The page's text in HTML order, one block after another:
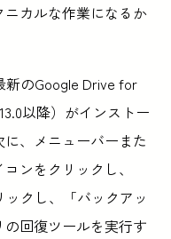
カルな作業になるか
新のGoogle Drive for
以降）がインストー
、メニューバーまた
ンをクリックし、
クし、「バックアッ
回復ツールを実行す